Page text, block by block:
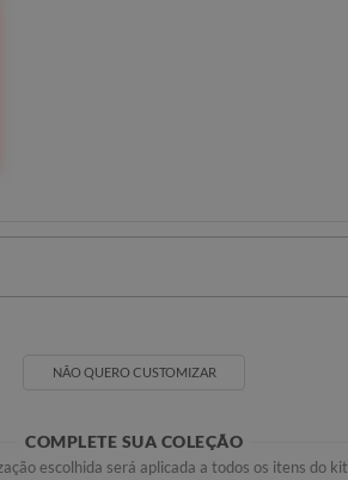
Seu Nome
NÃO QUERO CUSTOMIZAR
COMPLETE SUA COLEÇÃO
escolhida será aplicada a todos os itens do kit